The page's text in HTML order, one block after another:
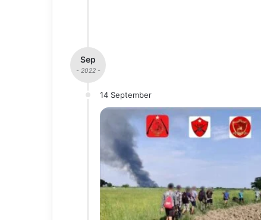
Sep
- 2022 -
14 September